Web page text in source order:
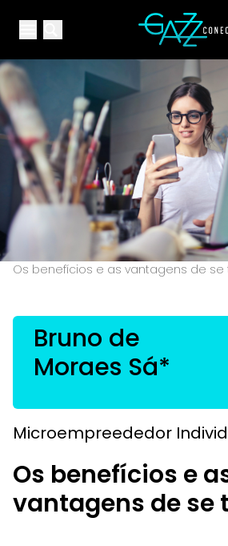
Open main menuYour Company
Os benefícios e as vantagens de se
Bruno de
Moraes Sá*
Microempreededor
Os benefícios e
vantagens de se